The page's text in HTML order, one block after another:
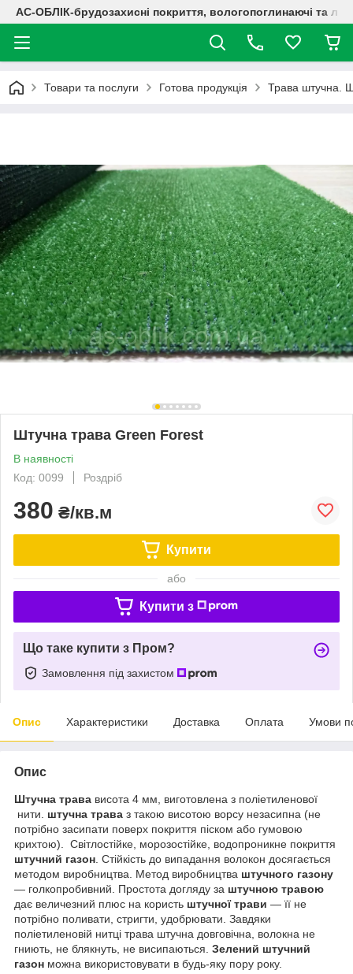
АС-ОБЛІК-брудозахисні покриття, вологопоглинаючі та
Товари та послуги Готова продукція Трава штучна.
Штучна трава Green Forest
В наявності
Код: 0099
Роздріб
380 ₴/кв.м
Купити
або
Купити з
Що таке купити з Пром?
Замовлення під захистом
Опис Характеристики Доставка Оплата Умови
Опис
Штучна трава висота 4 мм, виготовлена з поліетиленової
нити.
штучна трава з такою висотою ворсу незасипна (не
потрібно засипати поверх покриття піском або гумовою
крихтою). Світлостійке, морозостійке, водопроникне покриття
штучний газон . Стійкість до випадання волокон досягається
методом виробництва. Метод виробництва штучного газону
— голкопробивний. Простота догляду за штучною травою
дає величезний плюс на користь штучної трави ― її не
потрібно поливати, стригти, удобрювати. Завдяки
поліетиленовій нитці трава штучна довговічна, волокна не
гниють, не блякнуть, не висипаються. Зелений штучний
газон можна використовувати в будь-яку пору року.